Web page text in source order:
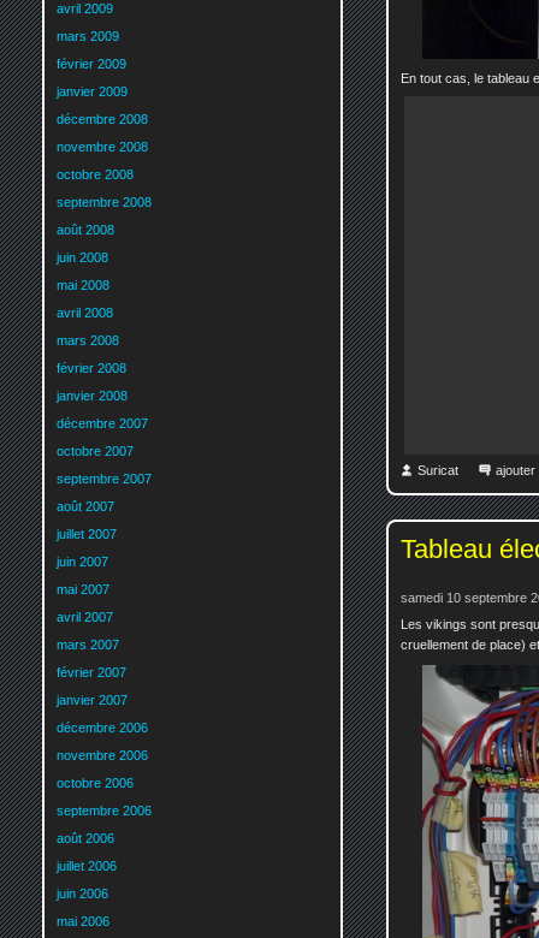
En tout cas, le tableau
Suricat ajouter
Tableau
samedi 10 septembre
Les vikings sont
cruellement de place)
avril 2009
mars 2009
février 2009
janvier 2009
décembre 2008
novembre 2008
octobre 2008
septembre 2008
août 2008
juin 2008
mai 2008
avril 2008
mars 2008
février 2008
janvier 2008
décembre 2007
octobre 2007
septembre 2007
août 2007
juillet 2007
juin 2007
mai 2007
avril 2007
mars 2007
février 2007
janvier 2007
décembre 2006
novembre 2006
octobre 2006
septembre 2006
août 2006
juillet 2006
juin 2006
mai 2006